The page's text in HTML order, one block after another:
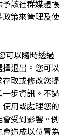
該社群媒體帳
策來管理及使
可以隨時透過
退出。您可以
取或修改您提
步資訊。不過
用或處理您的
受到影響。例
造成以位置為